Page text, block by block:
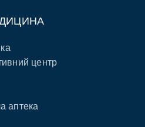
центр
аптека